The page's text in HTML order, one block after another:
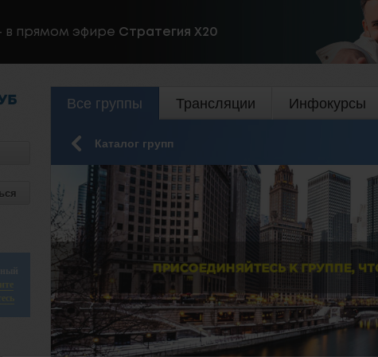
в прямом эфире Стратегия Х20
Все группы Трансляции Инфокурсы
Каталог групп